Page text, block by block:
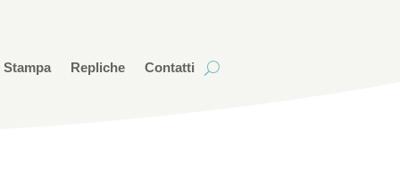
Repliche Contatti